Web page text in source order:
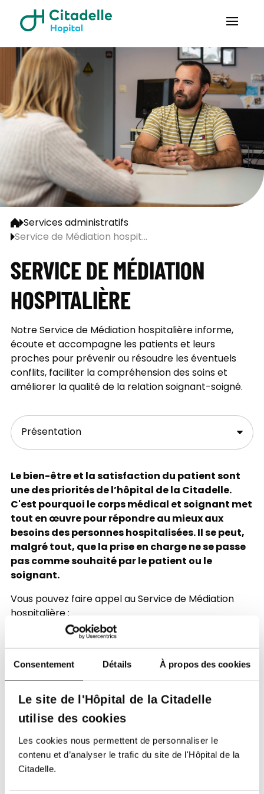
Consentement Détails À propos des cookies
Le site de l'Hôpital de la Citadelle
utilise des cookies
Les cookies nous permettent de personnaliser le
contenu et d’analyser le trafic du site de l'Hôpital de la
Citadelle.
Services administratifs
Service de Médiation hospit...
SERVICE DE MÉDIATION
HOSPITALIÈRE
Notre Service de Médiation hospitalière informe,
écoute et accompagne les patients et leurs
proches pour prévenir ou résoudre les éventuels
conflits, faciliter la compréhension des soins et
améliorer la qualité de la relation soignant-soigné.
Le bien-être et la satisfaction du patient sont
une des priorités de l’hôpital de la Citadelle.
C'est pourquoi le corps médical et soignant met
tout en œuvre pour répondre au mieux aux
besoins des personnes hospitalisées. Il se peut,
malgré tout, que la prise en charge ne se passe
pas comme souhaité par le patient ou le
soignant.
Vous pouvez faire appel au Service de Médiation
hospitalière :
Si vous êtes patient et vous vous sentez en
désaccord ou en conflit avec un soignant de
l’hôpital
Si vous êtes soignant et vous rencontrez des
difficultés dans votre relation avec un patient
Le médiateur veillera gratuitement à examiner
indépendance, la plainte déposée. Il entamera une
recherche auprès des personnes concernées afin
d’aboutir à une solution satisfaisante pour toutes les
parties.